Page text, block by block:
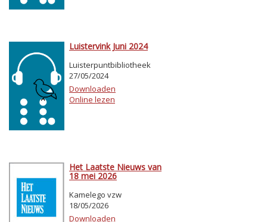
Luistervink Juni 2024
Luisterpuntbibliotheek
27/05/2024
Downloaden
Online lezen
Het Laatste Nieuws van
18 mei 2026
Kamelego vzw
18/05/2026
Downloaden